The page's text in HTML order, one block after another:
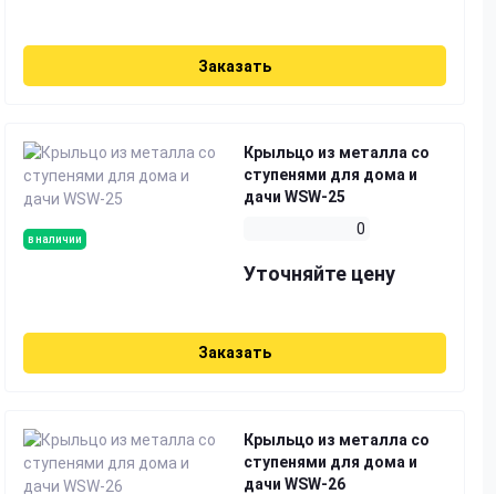
Заказать
в наличии
Крыльцо из металла со
ступенями для дома и
дачи WSW-25
0
Уточняйте цену
Заказать
Крыльцо из металла со
ступенями для дома и
дачи WSW-26